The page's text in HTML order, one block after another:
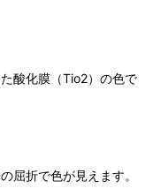
酸化膜（Tio2）の色で
屈折で色が見えます。